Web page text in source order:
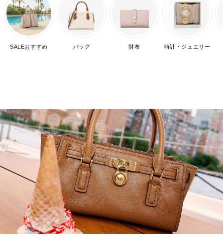
SALEおすすめ バッグ 財布 時計・ジュエリー